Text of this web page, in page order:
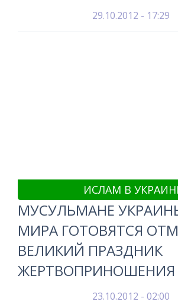
29.10.2012 - 17:29
ИСЛАМ В
МУСУЛЬМАНЕ
МИРА ГОТОВЯТСЯ
ВЕЛИКИЙ ПРАЗДНИК
ЖЕРТВОПРИНОШЕНИЯ
23.10.2012 - 02:00